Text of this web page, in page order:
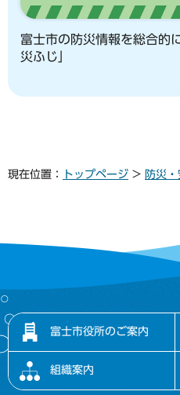
富士市の防災情報を総合的
災ふじ」
現在位置： トップページ > 防災
富士市役所のご案内
組織案内